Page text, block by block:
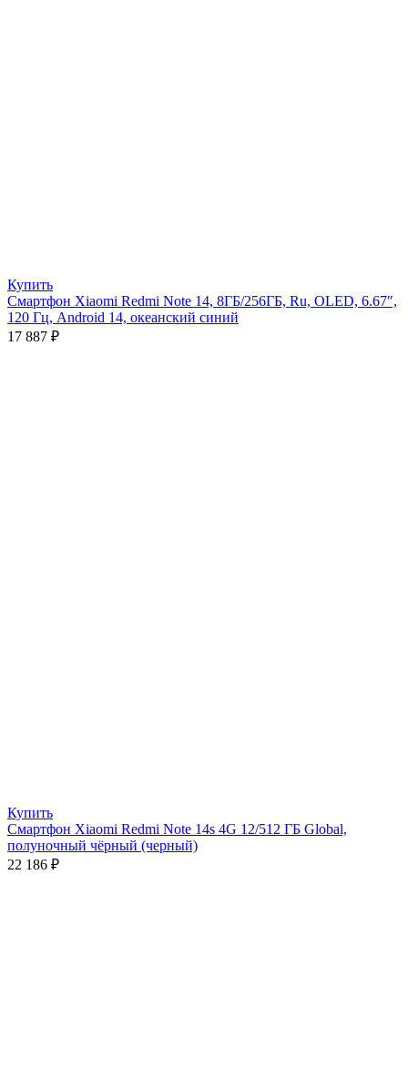
Купить
Смартфон Xiaomi Redmi Note 14, 8ГБ/256ГБ, Ru, OLED, 6.67″,
120 Гц, Android 14, океанский синий
17 887 ₽
Купить
Смартфон Xiaomi Redmi Note 14s 4G 12/512 ГБ Global,
полуночный чёрный (черный)
22 186 ₽